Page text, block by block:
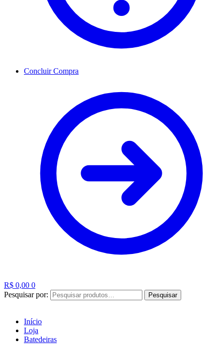
Concluir Compra
R$ 0,00 0
Pesquisar por:
Pesquisar
Início
Loja
Batedeiras